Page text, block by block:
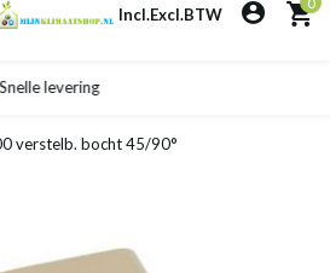
Incl.Excl.BTW
Eigen monteurs
verstelb. bocht 45/90°